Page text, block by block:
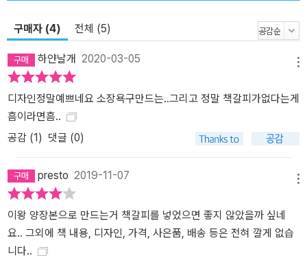
가장 시달렸다. 반도의 남북을 잇는 길목에 있었고, 엄청나게 부유한
데 군대가 없어서 만만한데다가, 통치자가 부재했기 때문이었다. 그
때 상대국 눈치를 보며 줄타기하듯 살아남아야 했던 외교관의 경험에
서 나온 조언이기에 《군주론》의 조언은 지독하게 냉정하고 사실적이
다.
구매자 (4) 전체 (5)
하얀날개 2020-03-05
디자인정말예쁘네요 소장욕구만드는..그리고 정말 책갈피가없다는게
흠이라면흠..
공감 (1) 댓글 (0)
presto 2019-11-07
이왕 양장본으로 만드는거 책갈피를 넣었으면 좋지 않았을까 싶네
요.. 그외에 책 내용, 디자인, 가격, 사은품, 배송 등은 전혀 깔게 없습
니다..